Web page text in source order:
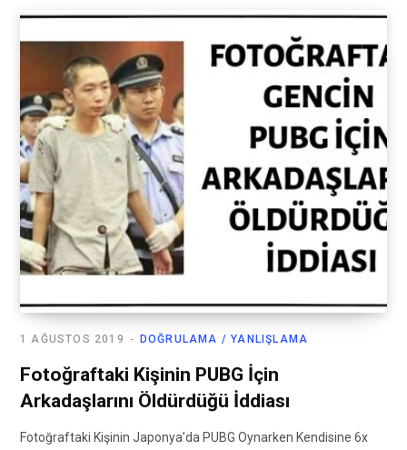
DOĞRULAMA / YANLIŞLAMA
1 AĞUSTOS 2019
Fotoğraftaki Kişinin PUBG İçin
Arkadaşlarını Öldürdüğü İddiası
Fotoğraftaki Kişinin Japonya’da PUBG Oynarken Kendisine 6x